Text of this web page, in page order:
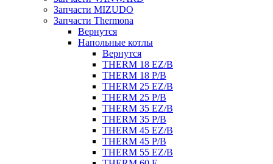
Запчасти MIZUDO
Запчасти Thermona
Вернутся
Напольные котлы
Вернутся
THERM 18 EZ/B
THERM 18 P/B
THERM 25 EZ/B
THERM 25 P/B
THERM 35 EZ/B
THERM 35 P/B
THERM 45 EZ/B
THERM 45 P/B
THERM 55 EZ/B